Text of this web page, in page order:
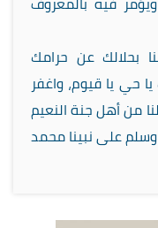
بحلالك عن حرامك
حي يا قيوم، واغفر
من أهل جنة النعيم
وسلم على نبينا محمد